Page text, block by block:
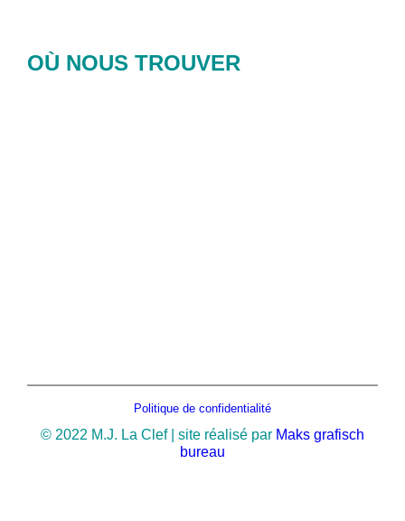
OÙ NOUS TROUVER
Politique de confidentialité
© 2022 M.J. La Clef | site réalisé par Maks grafisch
bureau